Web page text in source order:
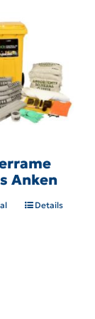
Anken
Details